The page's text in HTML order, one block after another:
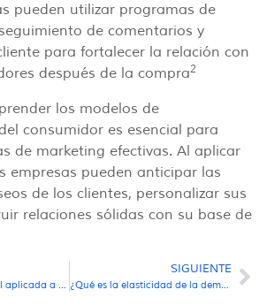
pueden utilizar programas de
de comentarios y
para fortalecer la relación con
después de la compra2
los modelos de
consumidor es esencial para
de marketing efectivas. Al aplicar
empresas pueden anticipar las
de los clientes, personalizar sus
relaciones sólidas con su base de
Inteligencia artificial aplicada a las ventas
SIGUIENTE
¿Qué es la elasticidad de la demanda?